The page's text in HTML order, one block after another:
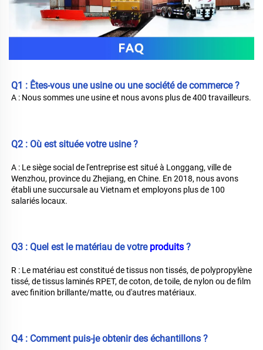
Q1 : Êtes-vous une usine ou une société de commerce ?
Q2 : Où est située votre usine ?
A : Le siège social de l'entreprise est situé à Longgang, ville de
Wenzhou, province du Zhejiang, en Chine. En 2018, nous avons
établi une succursale au Vietnam et employons plus de 100
salariés locaux.
Q3 : Quel est le matériau de votre produits ?
R : Le matériau est constitué de tissus non tissés, de polypropylène
tissé, de tissus laminés RPET, de coton, de toile, de nylon ou de film
avec finition brillante/matte, ou d'autres matériaux.
Q4 : Comment puis-je obtenir des échantillons ?